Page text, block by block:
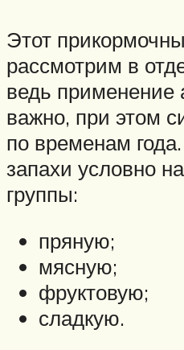
Этот
рассмотрим в
ведь применение
важно, при этом
по временам
запахи условно
группы:
пряную;
мясную;
фруктовую;
сладкую.